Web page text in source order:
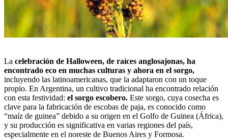
La celebración de Halloween, de raíces anglosajonas, ha
encontrado eco en muchas culturas y ahora en el sorgo,
incluyendo las latinoamericanas, que la adaptaron con un toque
propio. En Argentina, un cultivo tradicional ha encontrado relación
con esta festividad: el sorgo escobero. Este sorgo, cuya cosecha es
clave para la fabricación de escobas de paja, es conocido como
“maíz de guinea” debido a su origen en el Golfo de Guinea (África),
y su producción es significativa en varias regiones del país,
especialmente en el noreste de Buenos Aires y Formosa.